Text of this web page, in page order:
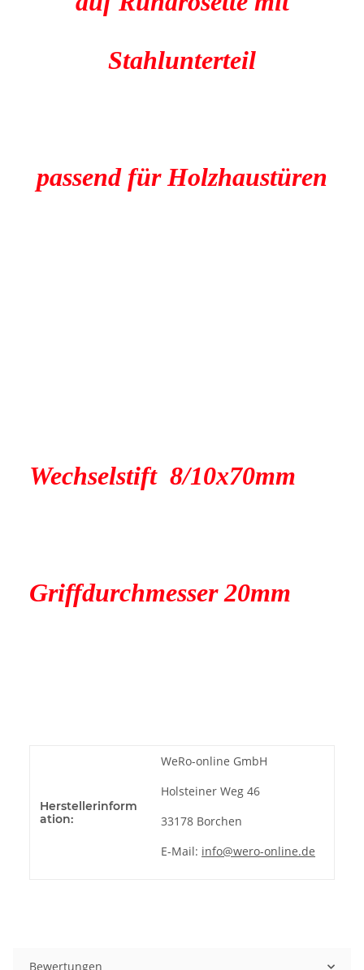
Stahlunterteil
passend für Holzhaustüren
Wechselstift 8/10x70mm
Griffdurchmesser 20mm
Herstellerinform
ation:
WeRo-online GmbH
Holsteiner Weg 46
33178 Borchen
E-Mail: info@wero-online.de
Bewertungen